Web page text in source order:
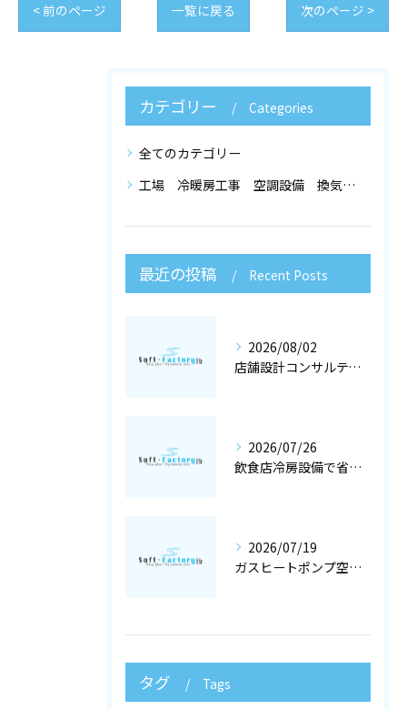
< 前のページ 一覧に戻る 次のページ >
カテゴリー Categories
全てのカテゴリー
工場 冷暖房工事 空調設備 換気設備 店舗設計
最近の投稿 Recent Posts
2026/08/02
店舗設計コンサルティングと冷暖房工事で快適な空調設備を大阪府大阪市で実現するポイント
2026/07/26
飲食店冷房設備で省エネと快適を両立する冷暖房工事と空調設備選定の店舗設計術
2026/07/19
ガスヒートポンプ空調で冷暖房工事と空調設備を最適化する店舗設計ガイド
タグ Tags